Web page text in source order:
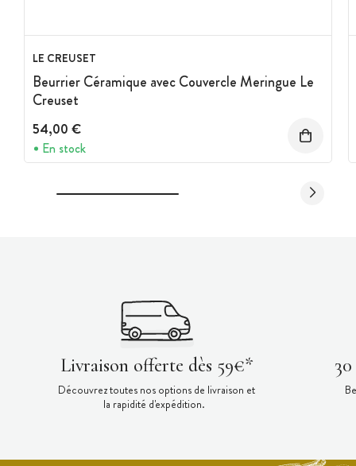
LE CREUSET
Beurrier Céramique avec Couvercle Meringue Le
Creuset
54,00 €
En stock
Livraison offerte dès 59€*
Découvrez toutes nos options de livraison et
la rapidité d'expédition.